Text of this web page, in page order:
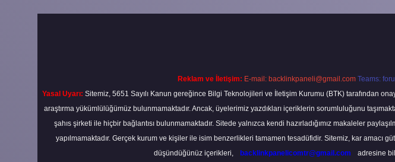
Reklam ve İletişim: E-mail: backlinkpaneli@gmail.com Teams:
Yasal Uyarı: Sitemiz, 5651 Sayılı Kanun gereğince Bilgi Teknolojileri ve İletişim Kurumu (BTK) tarafından
araştırma yükümlülüğümüz bulunmamaktadır. Ancak, üyelerimiz yazdıkları içeriklerin sorumluluğunu
şahıs şirketi ile hiçbir bağlantısı bulunmamaktadır. Sitede yalnızca kendi hazırladığımız makaleler
yapılmamaktadır. Gerçek kurum ve kişiler ile isim benzerlikleri tamamen tesadüfidir. Sitemiz, kar amacı
düşündüğünüz içerikleri,
backlinkpanelicomtr@gmail.com adresine